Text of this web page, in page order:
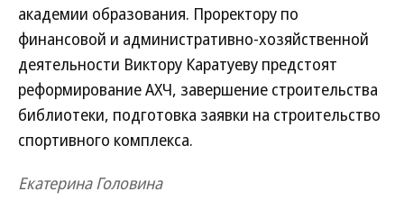
академии образования. Проректору по
финансовой и административно-хозяйственной
деятельности Виктору Каратуеву предстоят
реформирование АХЧ, завершение строительства
библиотеки, подготовка заявки на строительство
спортивного комплекса.
Екатерина Головина